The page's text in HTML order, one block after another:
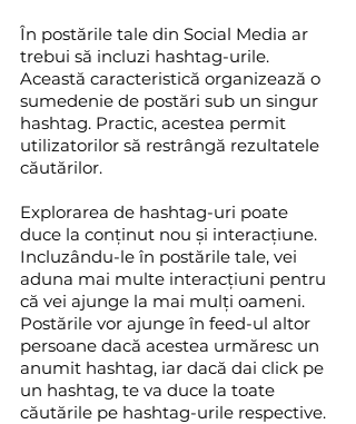
În postările tale din Social Media ar
trebui să incluzi hashtag-urile.
Această caracteristică organizează o
sumedenie de postări sub un singur
hashtag. Practic, acestea permit
utilizatorilor să restrângă rezultatele
căutărilor.
Explorarea de hashtag-uri poate
duce la conținut nou și interacțiune.
Incluzându-le în postările tale, vei
aduna mai multe interacțiuni pentru
că vei ajunge la mai mulți oameni.
Postările vor ajunge în feed-ul altor
persoane dacă acestea urmăresc un
anumit hashtag, iar dacă dai click pe
un hashtag, te va duce la toate
căutările pe hashtag-urile respective.